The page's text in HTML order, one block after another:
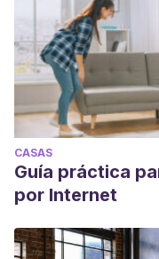
CASAS
Guía práctica
por Internet